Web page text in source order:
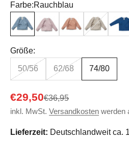
Farbe:Rauchblau
Rauchblau
Rosa ziegel Oyster Grey
Größe:
50/56 62/68 74/80
Angebot
€29,50Regulärer Preis
€36,95
inkl. MwSt. Versandkosten werden
Lieferzeit: Deutschlandweit ca.